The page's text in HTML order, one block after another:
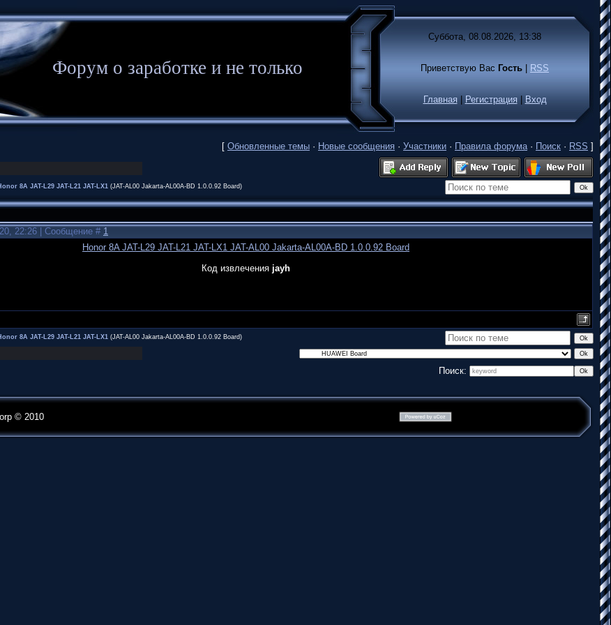
Форум о заработке и не только
Суббота, 08.08.2026, 13:38
Приветствую Вас Гость RSS
Главная Регистрация Вход
[ Обновленные темы · Новые сообщения · Участники · Правила форума· Поиск · RSS ]
8A JAT-L29 JAT-L21 JAT-LX1 (JAT-AL00 Jakarta-AL00A-BD 1.0.0.92 Board)
22:26 | Сообщение # 1
Honor 8A JAT-L29 JAT-L21 JAT-LX1 JAT-AL00 Jakarta-AL00A-BD 1.0.0.92 Board
Код извлечения jayh
8A JAT-L29 JAT-L21 JAT-LX1 (JAT-AL00 Jakarta-AL00A-BD 1.0.0.92 Board)
Поиск:
© 2010